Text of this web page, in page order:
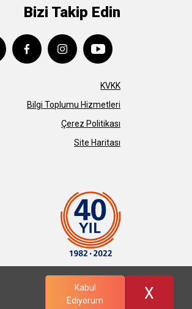
Bizi Takip Edin
KVKK
Bilgi Toplumu Hizmetleri
Çerez Politikası
Site Haritası
Kabul
Ediyorum
X